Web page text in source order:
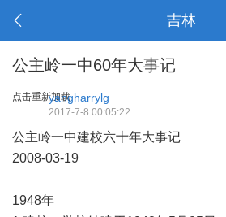
吉林
公主岭一中60年大事记
点击重新加载yangharrylg
2017-7-8 00:05:22
公主岭一中建校六十年大事记
2008-03-19
1948年